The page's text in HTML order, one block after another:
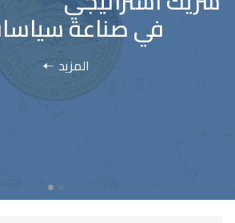
المزيد